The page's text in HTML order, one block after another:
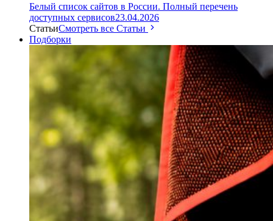
Белый список сайтов в России. Полный перечень
доступных сервисов23.04.2026
СтатьиСмотреть все Статьи
Подборки